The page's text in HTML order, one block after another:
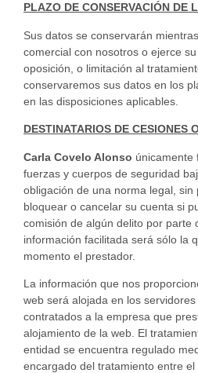
PLAZO DE CONSERVACIÓN DE
Sus datos se conservarán
comercial con nosotros o ejerce
oposición, o limitación al
conservaremos sus datos en los
en las disposiciones aplicables.
DESTINATARIOS DE CESIONES
Carla Covelo Alonso únicamente
fuerzas y cuerpos de seguridad
obligación de una norma legal, sin
bloquear o cancelar su cuenta si
comisión de algún delito por parte
información facilitada será sólo la
momento el prestador.
La información que nos
web será alojada en los servidores
contratados a la empresa que
alojamiento de la web. El
entidad se encuentra regulado
encargado del tratamiento entre